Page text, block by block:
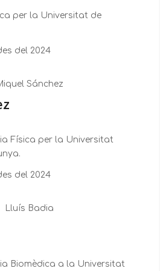
per la Universitat de
del 2024
Física per la Universitat
del 2024
Biomèdica a la Universitat